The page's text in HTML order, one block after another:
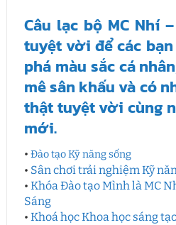
Câu lạc bộ MC Nhí
tuyệt vời để các
phá màu sắc cá
mê sân khấu và có
thật tuyệt vời cùng
mới.
• Đào tạo Kỹ năng sống
• Sân chơi trải nghiệm Kỹ
• Khóa Đào tạo Mình là MC
Sáng
• Khoá học Khoa học sáng